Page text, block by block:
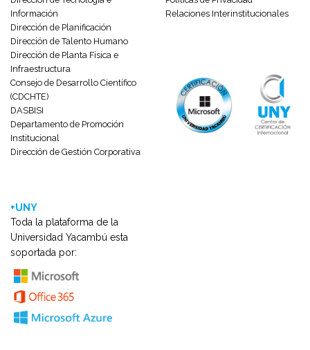
Información
Dirección de Planificación
Dirección de Talento Humano
Dirección de Planta Física e
Infraestructura
Consejo de Desarrollo Científico
(CDCHTE)
DASBISI
Departamento de Promoción
Institucional
Dirección de Gestión Corporativa
+UNY
Toda la plataforma de la
Universidad Yacambú esta
soportada por:
Relaciones Interinstitucionales